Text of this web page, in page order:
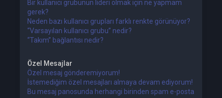
Bir kullanıcı grubunun lideri olmak için ne yapmam
gerek?
Neden bazı kullanıcı grupları farklı renkte görünüyor?
“Varsayılan kullanıcı grubu” nedir?
“Takım” bağlantısı nedir?
Özel Mesajlar
Özel mesaj gönderemiyorum!
İstemediğim özel mesajları almaya devam ediyorum!
Bu mesaj panosunda herhangi birinden spam e-posta